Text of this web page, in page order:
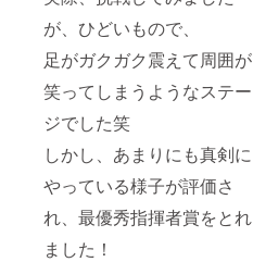
が、ひどいもので、
足がガクガク震えて周囲が
笑ってしまうようなステー
ジでした笑
しかし、あまりにも真剣に
やっている様子が評価さ
れ、最優秀指揮者賞をとれ
ました！